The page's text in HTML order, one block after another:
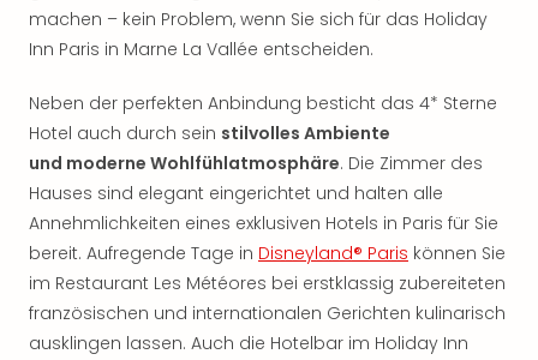
machen – kein Problem, wenn Sie sich für das Holiday
Inn Paris in Marne La Vallée entscheiden.
Neben der perfekten Anbindung besticht das 4* Sterne
Hotel auch durch sein stilvolles Ambiente
und moderne Wohlfühlatmosphäre. Die Zimmer des
Hauses sind elegant eingerichtet und halten alle
Annehmlichkeiten eines exklusiven Hotels in Paris für Sie
bereit. Aufregende Tage in Disneyland® Paris können Sie
im Restaurant Les Météores bei erstklassig zubereiteten
französischen und internationalen Gerichten kulinarisch
ausklingen lassen. Auch die Hotelbar im Holiday Inn